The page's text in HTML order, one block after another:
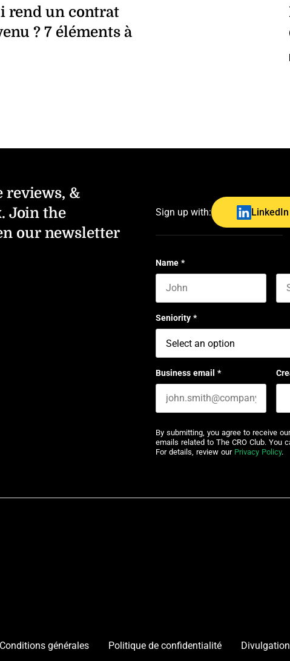
rend un contrat
? 7 éléments à
reviews, &
Join the
our newsletter
Sign up with: LinkedIn
Name *
Seniority *
Business email *
By submitting, you agree to receive
emails related to The CRO Club. You
For details, review our Privacy Policy.
Conditions générales Politique de confidentialité